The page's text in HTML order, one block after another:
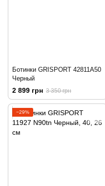
Ботинки GRISPORT 42811A50
Черный
2 899 грн 3 350 грн
−29%